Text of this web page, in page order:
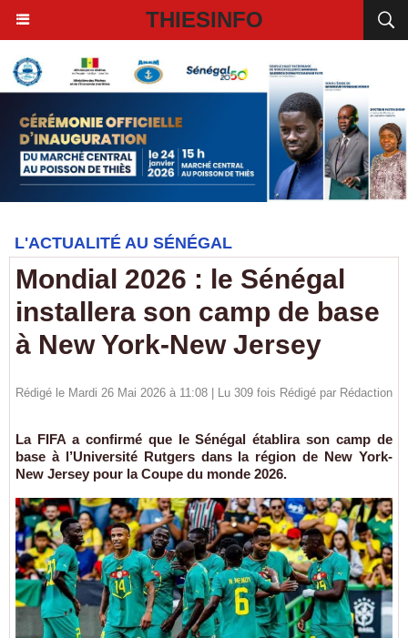
THIESINFO
L'ACTUALITÉ AU SÉNÉGAL
Mondial 2026 : le Sénégal
installera son camp de base
à New York-New Jersey
Rédigé le Mardi 26 Mai 2026 à 11:08 | Lu 309 fois Rédigé par Rédaction
La FIFA a confirmé que le Sénégal établira son camp de
base à l’Université Rutgers dans la région de New York-
New Jersey pour la Coupe du monde 2026.